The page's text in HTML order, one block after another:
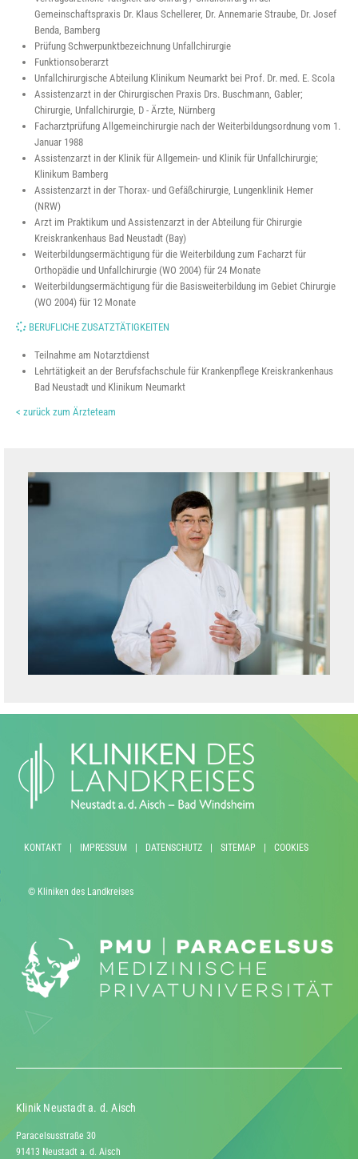
Gemeinschaftspraxis Dr. Klaus Schellerer, Dr. Annemarie Straube, Dr. Josef
Benda, Bamberg
Prüfung Schwerpunktbezeichnung Unfallchirurgie
Funktionsoberarzt
Unfallchirurgische Abteilung Klinikum Neumarkt bei Prof. Dr. med. E. Scola
Assistenzarzt in der Chirurgischen Praxis Drs. Buschmann, Gabler;
Chirurgie, Unfallchirurgie, D - Ärzte, Nürnberg
Facharztprüfung Allgemeinchirurgie nach der Weiterbildungsordnung vom 1.
Januar 1988
Assistenzarzt in der Klinik für Allgemein- und Klinik für Unfallchirurgie;
Klinikum Bamberg
Assistenzarzt in der Thorax- und Gefäßchirurgie, Lungenklinik Hemer
(NRW)
Arzt im Praktikum und Assistenzarzt in der Abteilung für Chirurgie
Kreiskrankenhaus Bad Neustadt (Bay)
Weiterbildungsermächtigung für die Weiterbildung zum Facharzt für
Orthopädie und Unfallchirurgie (WO 2004) für 24 Monate
Weiterbildungsermächtigung für die Basisweiterbildung im Gebiet Chirurgie
(WO 2004) für 12 Monate
BERUFLICHE ZUSATZTÄTIGKEITEN
Teilnahme am Notarztdienst
Lehrtätigkeit an der Berufsfachschule für Krankenpflege Kreiskrankenhaus
Bad Neustadt und Klinikum Neumarkt
< zurück zum Ärzteteam
KONTAKT | IMPRESSUM | DATENSCHUTZ | SITEMAP | COOKIES
© Kliniken des Landkreises
Klinik Neustadt a. d. Aisch
Paracelsusstraße 30
91413 Neustadt a. d. Aisch